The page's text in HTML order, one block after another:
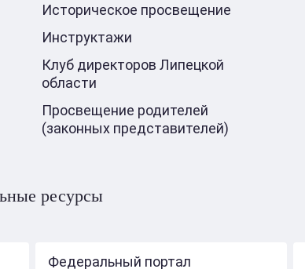
Историческое просвещение
Инструктажи
Клуб директоров Липецкой
области
Просвещение родителей
(законных представителей)
ресурсы
Федеральный портал